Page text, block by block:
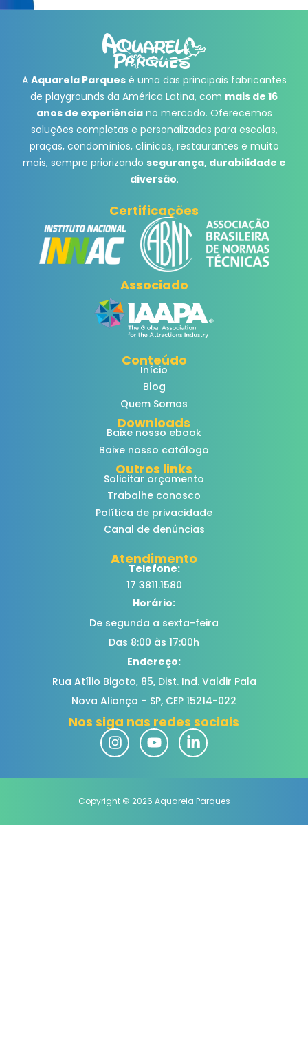
A Aquarela Parquesé uma das principais fabricantes
de playgrounds da América Latina, com mais de 16
anos de experiênciano mercado. Oferecemos
soluções completas e personalizadas para escolas,
praças, condomínios, clínicas, restaurantes e muito
mais, sempre priorizando segurança, durabilidade e
diversão.
Certificações
Associado
Conteúdo
Início
Blog
Quem Somos
Downloads
Baixe nosso ebook
Baixe nosso catálogo
Outros links
Solicitar orçamento
Trabalhe conosco
Política de privacidade
Canal de denúncias
Atendimento
Telefone:
17 3811.1580
Horário:
De segunda a sexta-feira
Das 8:00 às 17:00h
Endereço:
Rua Atílio Bigoto, 85, Dist. Ind. Valdir Pala
Nova Aliança – SP, CEP 15214-022
Nos siga nas redes sociais
Copyright © 2026 Aquarela Parques